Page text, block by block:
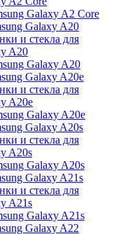
Galaxy A2 Core
Galaxy A20
и стекла для
A20
Galaxy A20
Galaxy A20e
и стекла для
A20e
Galaxy A20e
Galaxy A20s
и стекла для
A20s
Galaxy A20s
Galaxy A21s
и стекла для
A21s
Galaxy A21s
Galaxy A22